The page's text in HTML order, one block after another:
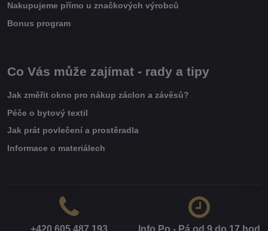
Nakupujeme přímo u značkových výrobců
Bonus program
Co Vás může zajímat - rady a tipy
Jak změřit okno pro nákup záclon a závěsů?
Péče o bytový textil
Jak prát povlečení a prostěradla
Informace o materiálech
+420 605 487 193 Info Po - Pá od 9 do 17 hod​